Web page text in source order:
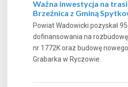
Ważna inwestycja na
Brzeźnica z Gminą
Powiat Wadowicki pozyskał
dofinansowania na
nr 1772K oraz budowę
Grabarka w Ryczowie.